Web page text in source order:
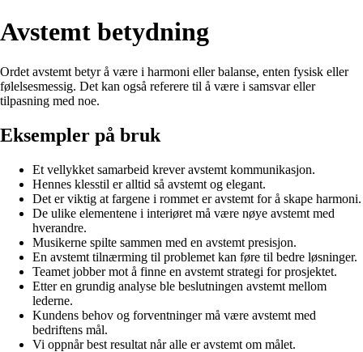
Avstemt betydning
Ordet avstemt betyr å være i harmoni eller balanse, enten fysisk eller
følelsesmessig. Det kan også referere til å være i samsvar eller
tilpasning med noe.
Eksempler på bruk
Et vellykket samarbeid krever avstemt kommunikasjon.
Hennes klesstil er alltid så avstemt og elegant.
Det er viktig at fargene i rommet er avstemt for å skape harmoni.
De ulike elementene i interiøret må være nøye avstemt med
hverandre.
Musikerne spilte sammen med en avstemt presisjon.
En avstemt tilnærming til problemet kan føre til bedre løsninger.
Teamet jobber mot å finne en avstemt strategi for prosjektet.
Etter en grundig analyse ble beslutningen avstemt mellom
lederne.
Kundens behov og forventninger må være avstemt med
bedriftens mål.
Vi oppnår best resultat når alle er avstemt om målet.